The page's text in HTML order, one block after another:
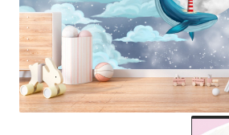
Frescă
Frunze
Natura
Peisaj
Pentru copii